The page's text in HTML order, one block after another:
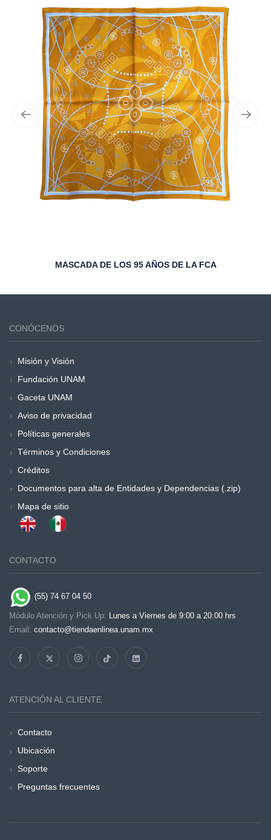
MASCADA DE LOS 95 AÑOS DE LA FCA
CONÓCENOS
Misión y Visión
Fundación UNAM
Gaceta UNAM
Aviso de privacidad
Políticas generales
Términos y Condiciones
Créditos
Documentos para alta de Entidades y Dependencias (.zip)
Mapa de sitio
CONTACTO
(55) 74 67 04 50
Módulo Atención y Pick Up: Lunes a Viernes de 9:00 a 20:00 hrs
Email: contacto@tiendaenlinea.unam.mx
ATENCIÓN AL CLIENTE
Contacto
Ubicación
Soporte
Preguntas frecuentes